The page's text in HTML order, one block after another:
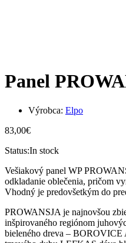
Panel
Výrobca: Elpo
83,00€
Status:In stock
Vešiakový panel WP
odkladanie oblečenia, pričom
Vhodný je predovšetkým do
PROWANSJA je najnovšou
inšpirovaného regiónom
bieleného dreva –